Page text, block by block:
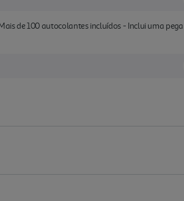
de 100 autocolantes incluídos - Inclui uma pega